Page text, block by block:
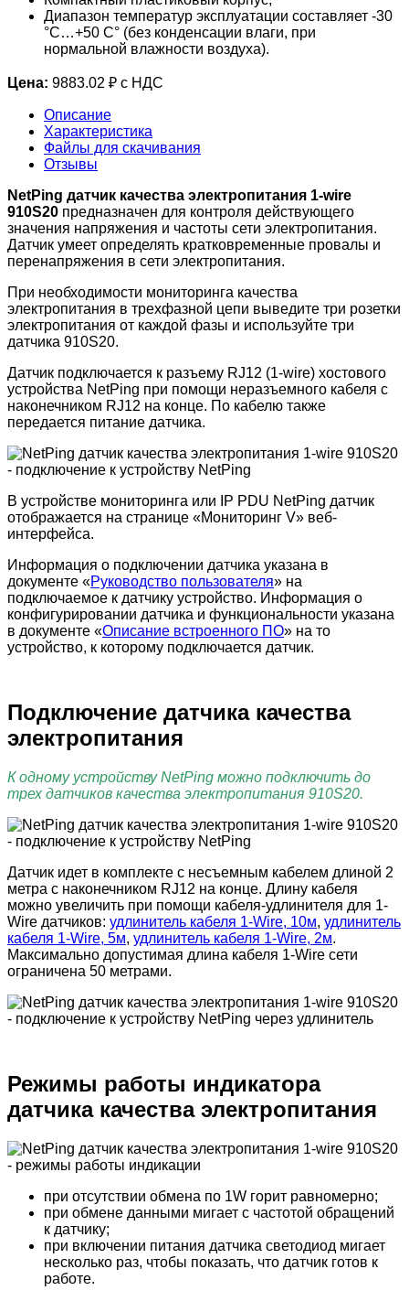
Диапазон температур эксплуатации составляет -30
°С…+50 С° (без конденсации влаги, при
нормальной влажности воздуха).
Цена: 9883.02 ₽ с НДС
Описание
Характеристика
Файлы для скачивания
Отзывы
NetPing датчик качества электропитания 1-wire
910S20 предназначен для контроля действующего
значения напряжения и частоты сети электропитания.
Датчик умеет определять кратковременные провалы и
перенапряжения в сети электропитания.
При необходимости мониторинга качества
электропитания в трехфазной цепи выведите три розетки
электропитания от каждой фазы и используйте три
датчика 910S20.
Датчик подключается к разъему RJ12 (1-wire) хостового
устройства NetPing при помощи неразъемного кабеля с
наконечником RJ12 на конце. По кабелю также
передается питание датчика.
В устройстве мониторинга или IP PDU NetPing датчик
отображается на странице «Мониторинг V» веб-
интерфейса.
Информация о подключении датчика указана в
документе «Руководство пользователя» на
подключаемое к датчику устройство. Информация о
конфигурировании датчика и функциональности указана
в документе «Описание встроенного ПО» на то
устройство, к которому подключается датчик.
Подключение датчика качества
электропитания
К одному устройству NetPing можно подключить до
трех датчиков качества электропитания 910S20.
Датчик идет в комплекте с несъемным кабелем длиной 2
метра с наконечником RJ12 на конце. Длину кабеля
можно увеличить при помощи кабеля-удлинителя для 1-
Wire датчиков: удлинитель кабеля 1-Wire, 10м, удлинитель
кабеля 1-Wire, 5м, удлинитель кабеля 1-Wire, 2м.
Максимально допустимая длина кабеля 1-Wire сети
ограничена 50 метрами.
Режимы работы индикатора
датчика качества электропитания
при отсутствии обмена по 1W горит равномерно;
при обмене данными мигает с частотой обращений
к датчику;
при включении питания датчика светодиод мигает
несколько раз, чтобы показать, что датчик готов к
работе.